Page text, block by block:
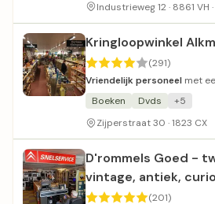
Kringloopwinkel
(291)
Vriendelijk personeel met
een overzichtelijke winkel.
Boeken Dvds
+5
Zijperstraat 30 · 1823 CX
D'rommels Goed -
vintage, antiek,
(201)